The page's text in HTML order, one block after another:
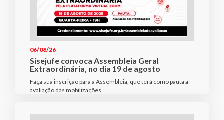
06/08/26
Sisejufe convoca Assembleia Geral
Extraordinária, no dia 19 de agosto
Faça sua inscrição para a Assembleia, que terá como pauta a
avaliação das mobilizações